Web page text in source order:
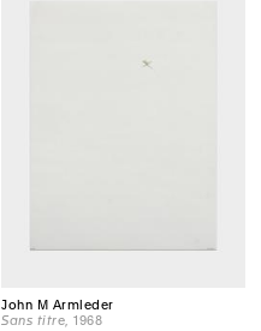
John M Armleder
Sans titre , 1968